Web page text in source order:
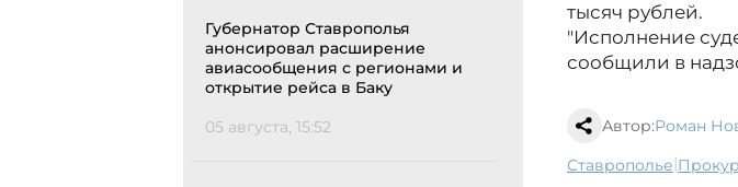
Губернатор Ставрополья
анонсировал расширение
авиасообщения с регионами и
открытие рейса в Баку
05 августа, 15:52
тысяч рублей.
"Исполнение
сообщили в
Автор:Роман
Ставрополье|